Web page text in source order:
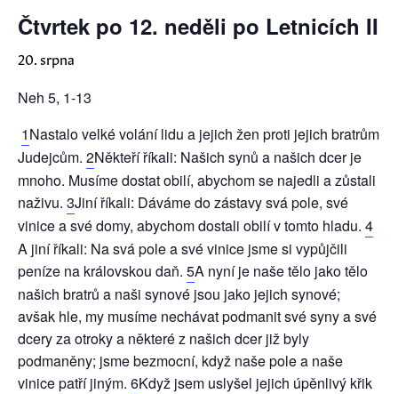
Čtvrtek po 12. neděli po Letnicích II
20. srpna
Neh 5, 1-13
1Nastalo velké volání lidu a jejich žen proti jejich bratrům
Judejcům. 2Někteří říkali: Našich synů a našich dcer je
mnoho. Musíme dostat obilí, abychom se najedli a zůstali
naživu. 3Jiní říkali: Dáváme do zástavy svá pole, své
vinice a své domy, abychom dostali obilí v tomto hladu. 4
A jiní říkali: Na svá pole a své vinice jsme si vypůjčili
peníze na královskou daň. 5A nyní je naše tělo jako tělo
našich bratrů a naši synové jsou jako jejich synové;
avšak hle, my musíme nechávat podmanit své syny a své
dcery za otroky a některé z našich dcer již byly
podmaněny; jsme bezmocní, když naše pole a naše
vinice patří jiným. 6Když jsem uslyšel jejich úpěnlivý křik